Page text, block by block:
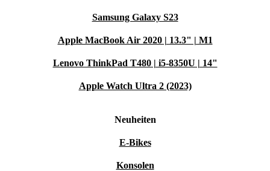
Samsung Galaxy S23
Apple MacBook Air 2020 | 13.3" | M1
Lenovo ThinkPad T480 | i5-8350U | 14"
Apple Watch Ultra 2 (2023)
Neuheiten
E-Bikes
Konsolen